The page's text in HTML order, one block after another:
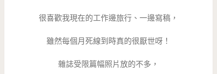
很喜歡我現在的工作邊旅行、一邊寫稿，
雖然每個月死線到時真的很厭世呀！
雜誌受限篇幅照片放的不多，